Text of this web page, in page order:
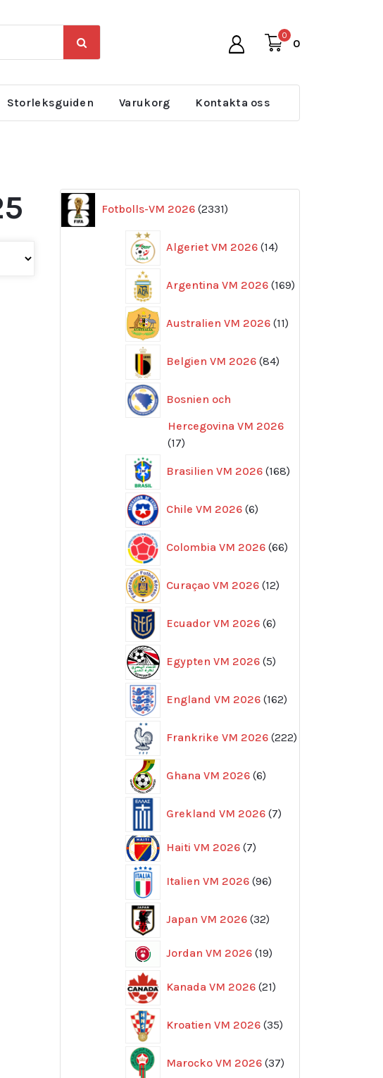
0
0
Storleksguiden Varukorg Kontakta oss
Fotbolls-VM 2026 2331
produkter
Algeriet VM 2026 14
produkter
Argentina VM 2026 169
produkter
Australien VM 2026 11
produkter
Belgien VM 2026 84
produkter
Bosnien och
Hercegovina VM 2026
1717
Brasilien VM 2026 168
produkter
Chile VM 2026 6
produkter
Colombia VM 2026 66
produkter
Curaçao VM 2026 12
produkter
Ecuador VM 2026 6
produkter
Egypten VM 2026 5
produkter
England VM 2026 162
produkter
Frankrike VM 2026 222
produkter
Ghana VM 2026 6
produkter
Grekland VM 2026 7
produkter
Haiti VM 2026 77
Italien VM 2026 96
produkter
Japan VM 2026 32
produkter
Jordan VM 2026 1919
Kanada VM 2026 21
produkter
Kroatien VM 2026 35
produkter
Marocko VM 2026 37
produkter